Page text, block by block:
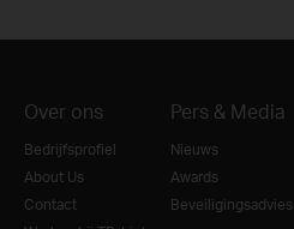
Over ons
Bedrijfsprofiel
About Us
Contact
Pers & Media
Nieuws
Awards
Beveiligingsadvies